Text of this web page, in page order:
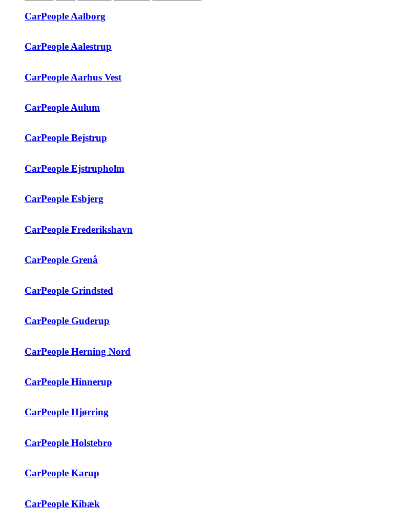
CarPeople Aalborg
CarPeople Aalestrup
CarPeople Aarhus Vest
CarPeople Aulum
CarPeople Bejstrup
CarPeople Ejstrupholm
CarPeople Esbjerg
CarPeople Frederikshavn
CarPeople Grenå
CarPeople Grindsted
CarPeople Guderup
CarPeople Herning Nord
CarPeople Hinnerup
CarPeople Hjørring
CarPeople Holstebro
CarPeople Karup
CarPeople Kibæk